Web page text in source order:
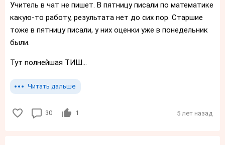
Учитель в чат не пишет. В пятницу писали по математике
какую-то работу, результата нет до сих пор. Старшие
тоже в пятницу писали, у них оценки уже в понедельник
были.
Тут полнейшая ТИШ...
Читать дальше
30 1 5 лет назад